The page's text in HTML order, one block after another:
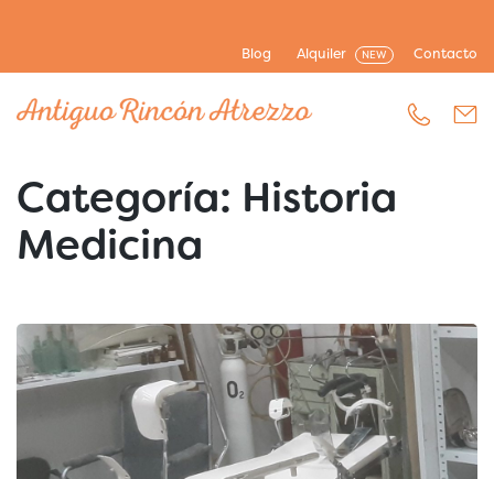
Blog Alquiler NEW Contacto
Categoría: Historia
Medicina